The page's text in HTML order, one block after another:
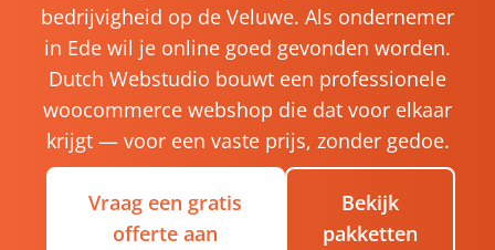
bedrijvigheid op de Veluwe. Als ondernemer
in Ede wil je online goed gevonden worden.
Dutch Webstudio bouwt een professionele
woocommerce webshop die dat voor elkaar
krijgt — voor een vaste prijs, zonder gedoe.
Vraag een gratis
offerte aan
Bekijk
pakketten